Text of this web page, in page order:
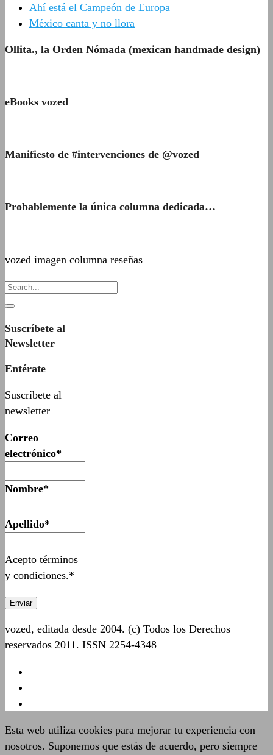
Ahí está el Campeón de Europa
México canta y no llora
Ollita., la Orden Nómada (mexican handmade design)
eBooks vozed
Manifiesto de #intervenciones de @vozed
Probablemente la única columna dedicada…
vozed imagen columna reseñas
Suscríbete al
Newsletter
Entérate
Suscríbete al
newsletter
Correo
electrónico*
Nombre*
Apellido*
Acepto términos
y condiciones.*
vozed, editada desde 2004. (c) Todos los Derechos
reservados 2011. ISSN 2254-4348
Esta web utiliza cookies para mejorar tu experiencia con
nosotros. Suponemos que estás de acuerdo, pero siempre